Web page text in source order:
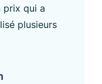
prix qui a
plusieurs